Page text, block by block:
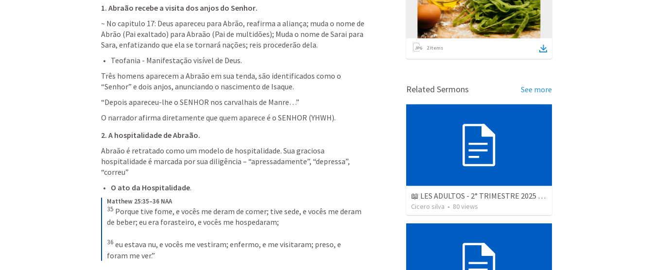
1. Abraão recebe a visita dos anjos do Senhor.
~ No capitulo 17: Deus apareceu para Abrão, reafirma a aliança; muda o nome de
Abrão (Pai exaltado) para Abraão (Pai de multidões); Muda o nome de Sarai para
Sara, enfatizando que ela se tornará nações; reis procederão dela.
Teofania - Manifestação visível de Deus.
Três homens aparecem a Abraão em sua tenda, são identificados como o
“Senhor” e dois anjos, anunciando o nascimento de Isaque.
“Depois apareceu-lhe o SENHOR nos carvalhais de Manre…”
O narrador afirma diretamente que quem aparece é o SENHOR (YHWH).
2. A hospitalidade de Abraão.
Abraão é retratado como um modelo de hospitalidade. Sua graciosa
hospitalidade é marcada por sua diligência – “apressadamente”, “depressa”,
“correu”
O ato da Hospitalidade.
Matthew 25:35–36 NAA
35 Porque tive fome, e vocês me deram de comer; tive sede, e vocês me deram
de beber; eu era forasteiro, e vocês me hospedaram;
36 eu estava nu, e vocês me vestiram; enfermo, e me visitaram; preso, e
foram me ver.”
2items
Related Sermons See more
📖 LES ADULTOS - 2° TRIMESTRE 2025 - ALUSÕES, IMAGENS E SÍMBOLOS - COMO ESTUDAR A PROFECIA BÍBLICA*
Cicero silva • 80views